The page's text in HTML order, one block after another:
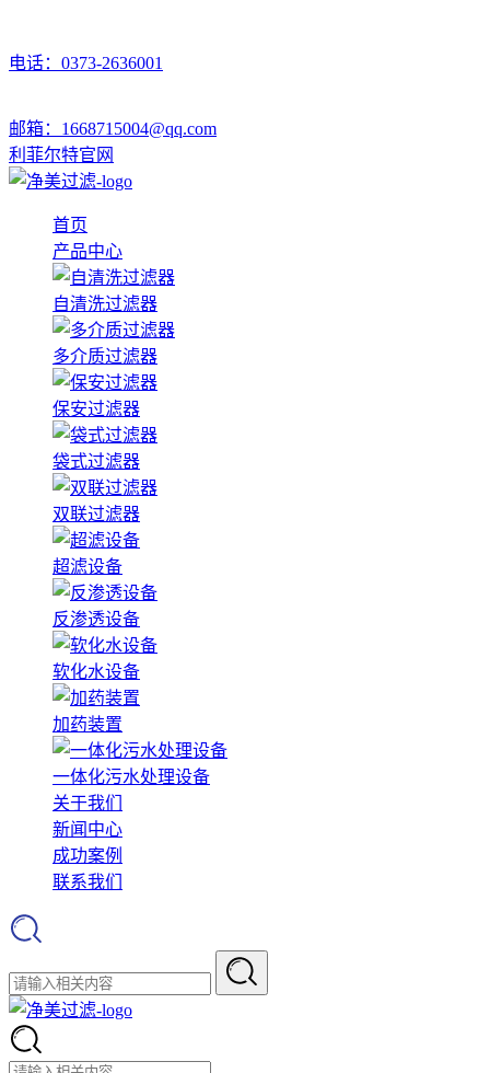
电话：0373-2636001
邮箱：1668715004@qq.com
利菲尔特官网
首页
产品中心
自清洗过滤器
多介质过滤器
保安过滤器
袋式过滤器
双联过滤器
超滤设备
反渗透设备
软化水设备
加药装置
一体化污水处理设备
关于我们
新闻中心
成功案例
联系我们